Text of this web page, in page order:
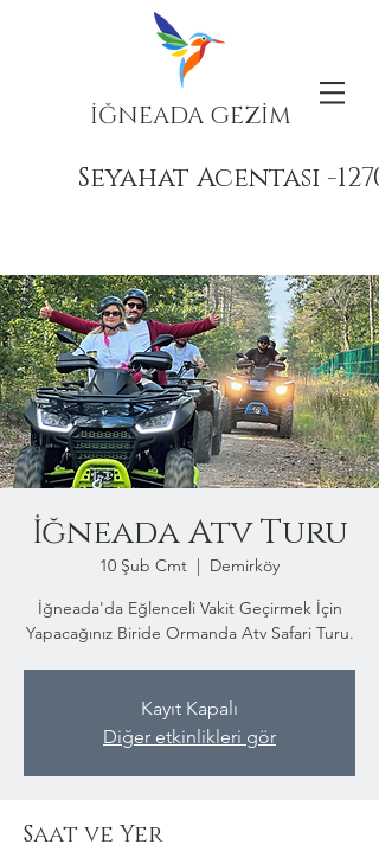
İĞNEADA GEZİM
Seyahat Acentası -
İğneada Atv Turu
10 Şub Cmt
  |
Demirköy
İğneada'da Eğlenceli Vakit Geçirmek İçin
Yapacağınız Biride Ormanda Atv Safari Turu.
Kayıt Kapalı
Diğer etkinlikleri gör
Saat ve Yer